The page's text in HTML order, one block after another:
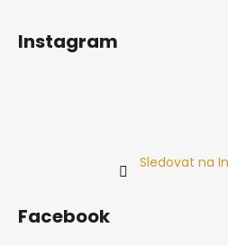
Instagram
Sledovat na
Facebook